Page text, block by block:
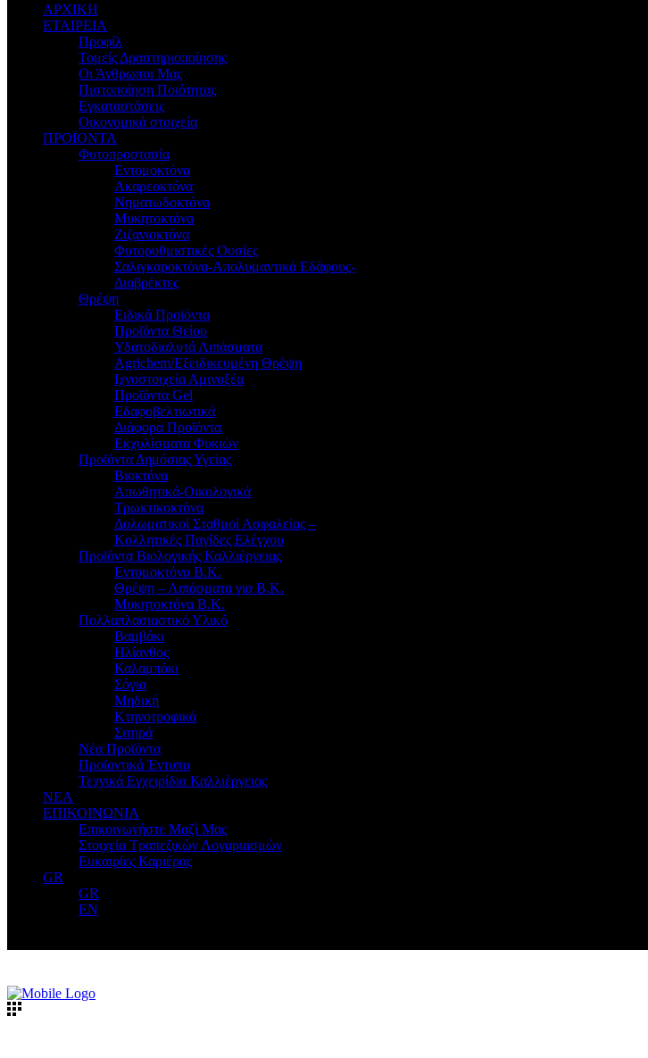
ΑΡΧΙΚΗ
ΕΤΑΙΡΕΙΑ
Προφίλ
Τομείς Δραστηριοποίησης
Οι Άνθρωποι Μας
Πιστοποίηση Ποιότητας
Εγκαταστάσεις
Οικονομικά στοιχεία
ΠΡΟΪΟΝΤΑ
Φυτοπροστασία
Εντομοκτόνα
Ακαρεοκτόνα
Νηματωδοκτόνα
Μυκητοκτόνα
Ζιζανιοκτόνα
Φυτορυθμιστικές Ουσίες
Σαλιγκαροκτόνα-Απολυμαντικά Εδάφους-
Διαβρέκτες
Θρέψη
Ειδικά Προϊόντα
Προϊόντα Θείου
Υδατοδιαλυτά Λιπάσματα
Agrichem/Εξειδικευμένη Θρέψη
Ιχνοστοιχεία Αμινοξέα
Προϊόντα Gel
Εδαφοβελτιωτικά
Διάφορα Προϊόντα
Εκχυλίσματα Φυκιών
Προϊόντα Δημόσιας Υγείας
Βιοκτόνα
Απωθητικά-Οικολογικά
Τρωκτικοκτόνα
Δολωματικοί Σταθμοί Ασφαλείας –
Κολλητικές Παγίδες Ελέγχου
Προϊόντα Βιολογικής Καλλιέργειας
Εντομοκτόνα Β.Κ.
Θρέψη – Λιπάσματα για Β.Κ.
Μυκητοκτόνα Β.Κ.
Πολλαπλασιαστικό Υλικό
Βαμβάκι
Ηλίανθος
Καλαμπόκι
Σόγια
Μηδική
Κτηνοτροφικά
Σιτηρά
Νέα Προϊόντα
Προϊοντικά Έντυπα
Τεχνικά Εγχειρίδια Καλλιέργειας
ΝΕΑ
ΕΠΙΚΟΙΝΩΝΙΑ
Επικοινωνήστε Μαζί Μας
Στοιχεία Τραπεζικών Λογαριασμών
Ευκαιρίες Καριέρας
GR
GR
EN